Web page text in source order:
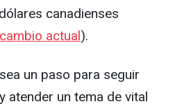
canadienses
cambio actual).
un paso para seguir
atender un tema de vital